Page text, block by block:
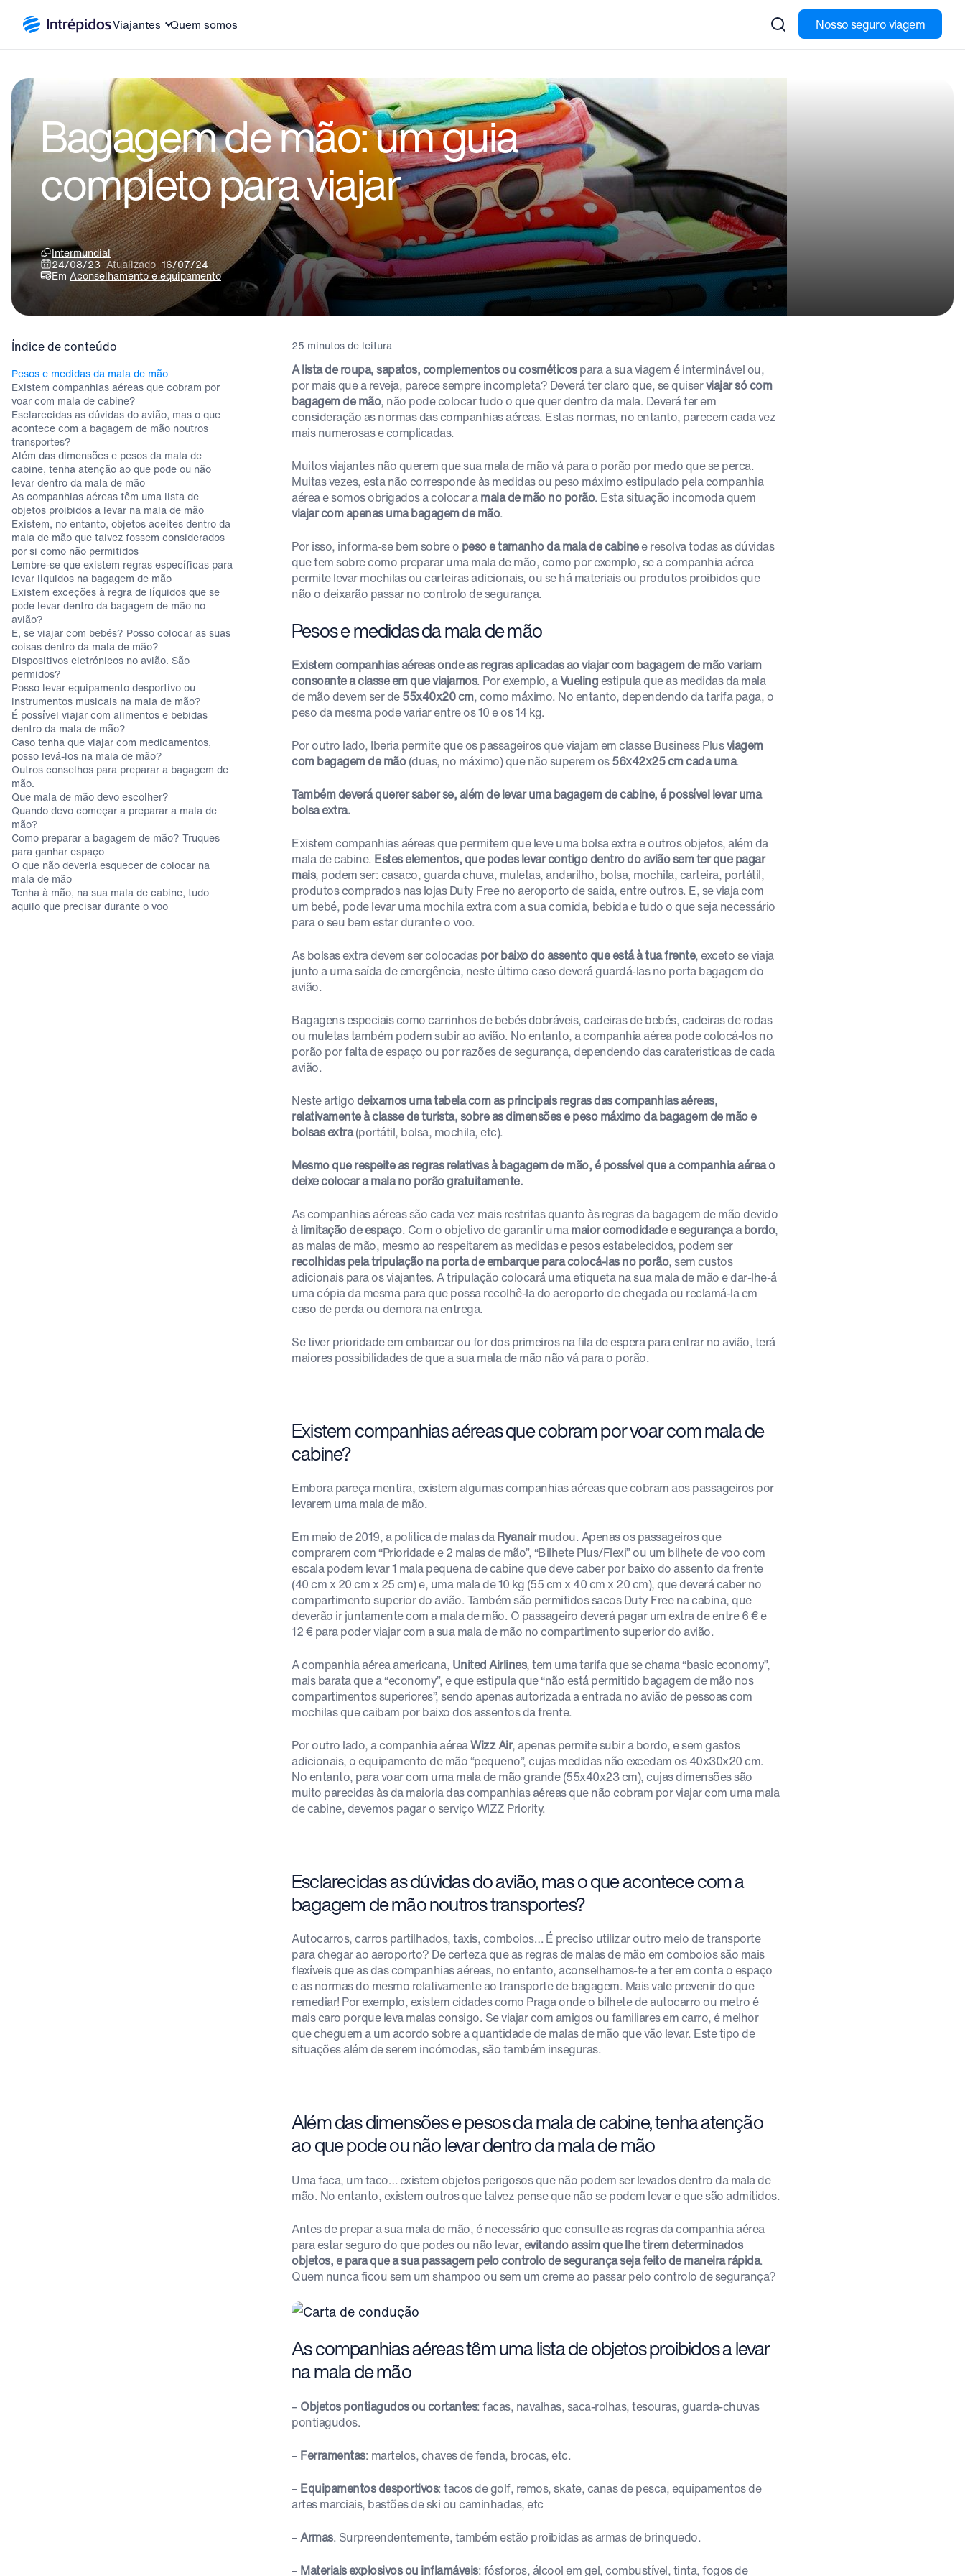
Viajantes Quem somos Nosso seguro viagem
Bagagem de mão: um guia
completo para viajar
Intermundial
24/08/23 Atualizado16/07/24
Em Aconselhamento e equipamento
Índice de conteúdo
Pesos e medidas da mala de mão
Existem companhias aéreas que cobram por
voar com mala de cabine?
Esclarecidas as dúvidas do avião, mas o que
acontece com a bagagem de mão noutros
transportes?
Além das dimensões e pesos da mala de
cabine, tenha atenção ao que pode ou não
levar dentro da mala de mão
As companhias aéreas têm uma lista de
objetos proibidos a levar na mala de mão
Existem, no entanto, objetos aceites dentro da
mala de mão que talvez fossem considerados
por si como não permitidos
Lembre-se que existem regras específicas para
levar líquidos na bagagem de mão
Existem exceções à regra de líquidos que se
pode levar dentro da bagagem de mão no
avião?
E, se viajar com bebés? Posso colocar as suas
coisas dentro da mala de mão?
Dispositivos eletrónicos no avião. São
permidos?
Posso levar equipamento desportivo ou
instrumentos musicais na mala de mão?
É possível viajar com alimentos e bebidas
dentro da mala de mão?
Caso tenha que viajar com medicamentos,
posso levá-los na mala de mão?
Outros conselhos para preparar a bagagem de
mão.
Que mala de mão devo escolher?
Quando devo começar a preparar a mala de
mão?
Como preparar a bagagem de mão? Truques
para ganhar espaço
O que não deveria esquecer de colocar na
mala de mão
Tenha à mão, na sua mala de cabine, tudo
aquilo que precisar durante o voo
25 minutos de leitura
A lista de roupa, sapatos, complementos ou cosméticospara a sua viagem é interminável ou,
por mais que a reveja, parece sempre incompleta? Deverá ter claro que, se quiserviajar só com
bagagem de mão, não pode colocar tudo o que quer dentro da mala. Deverá ter em
consideração as normas das companhias aéreas. Estas normas, no entanto, parecem cada vez
mais numerosas e complicadas.
Muitos viajantes não querem que sua mala de mão vá para o porão por medo que se perca.
Muitas vezes, esta não corresponde às medidas ou peso máximo estipulado pela companhia
aérea e somos obrigados a colocar amala de mão no porão. Esta situação incomoda quem
viajar com apenas uma bagagem de mão.
Por isso, informa-se bem sobre o peso e tamanho da mala de cabinee resolva todas as dúvidas
que tem sobre como preparar uma mala de mão, como por exemplo, se a companhia aérea
permite levar mochilas ou carteiras adicionais, ou se há materiais ou produtos proibidos que
não o deixarão passar no controlo de segurança.
Pesos e medidas da mala de mão
Existem companhias aéreas onde as regras aplicadas ao viajar com bagagem de mão variam
consoante a classe em que viajamos. Por exemplo, aVuelingestipula que as medidas da mala
de mão devem ser de55x40x20 cm, como máximo. No entanto, dependendo da tarifa paga, o
peso da mesma pode variar entre os 10 e os 14 kg.
Por outro lado, Iberia permite que os passageiros que viajam em classe Business Plusviagem
com bagagem de mão(duas, no máximo) que não superem os56x42x25 cm cada uma.
Também deverá querer saber se, além de levar uma bagagem de cabine, é possível levar uma
bolsa extra.
Existem companhias aéreas que permitem que leve uma bolsa extra e outros objetos, além da
mala de cabine. Estes elementos, que podes levar contigo dentro do avião sem ter que pagar
mais, podem ser: casaco, guarda chuva, muletas, andarilho, bolsa, mochila, carteira, portátil,
produtos comprados nas lojas Duty Free no aeroporto de saída, entre outros. E, se viaja com
um bebé, pode levar uma mochila extra com a sua comida, bebida e tudo o que seja necessário
para o seu bem estar durante o voo.
As bolsas extra devem ser colocadaspor baixo do assento que está à tua frente, exceto se viaja
junto a uma saída de emergência, neste último caso deverá guardá-las no porta bagagem do
avião.
Bagagens especiais como carrinhos de bebés dobráveis, cadeiras de bebés, cadeiras de rodas
ou muletas também podem subir ao avião. No entanto, a companhia aérea pode colocá-los no
porão por falta de espaço ou por razões de segurança, dependendo das caraterísticas de cada
avião.
Neste artigo deixamos uma tabela com as principais regras das companhias aéreas,
relativamente à classe de turista, sobre as dimensões e peso máximo da bagagem de mão e
bolsas extra(portátil, bolsa, mochila, etc).
Mesmo que respeite as regras relativas à bagagem de mão, é possível que a companhia aérea o
deixe colocar a mala no porão gratuitamente.
As companhias aéreas são cada vez mais restritas quanto às regras da bagagem de mão devido
àlimitação de espaço. Com o objetivo de garantir umamaior comodidade e segurança a bordo,
as malas de mão, mesmo ao respeitarem as medidas e pesos estabelecidos, podem ser
recolhidas pela tripulação na porta de embarque para colocá-las no porão, sem custos
adicionais para os viajantes. A tripulação colocará uma etiqueta na sua mala de mão e dar-lhe-á
uma cópia da mesma para que possa recolhê-la do aeroporto de chegada ou reclamá-la em
caso de perda ou demora na entrega.
Se tiver prioridade em embarcar ou for dos primeiros na fila de espera para entrar no avião, terá
maiores possibilidades de que a sua mala de mão não vá para o porão.
Existem companhias aéreas que cobram por voar com mala de
cabine?
Embora pareça mentira, existem algumas companhias aéreas que cobram aos passageiros por
levarem uma mala de mão.
Em maio de 2019, a política de malas daRyanairmudou. Apenas os passageiros que
comprarem com “Prioridade e 2 malas de mão”, “Bilhete Plus/Flexi” ou um bilhete de voo com
escala podem levar 1 mala pequena de cabine que deve caber por baixo do assento da frente
(40 cm x 20 cm x 25 cm) e, uma mala de 10 kg (55 cm x 40 cm x 20 cm), que deverá caber no
compartimento superior do avião. Também são permitidos sacos Duty Free na cabina, que
deverão ir juntamente com a mala de mão. O passageiro deverá pagar um extra de entre 6 € e
12 € para poder viajar com a sua mala de mão no compartimento superior do avião.
A companhia aérea americana, United Airlines, tem uma tarifa que se chama “basic economy”,
mais barata que a “economy”, e que estipula que “não está permitido bagagem de mão nos
compartimentos superiores”, sendo apenas autorizada a entrada no avião de pessoas com
mochilas que caibam por baixo dos assentos da frente.
Por outro lado, a companhia aéreaWizz Air, apenas permite subir a bordo, e sem gastos
adicionais, o equipamento de mão “pequeno”, cujas medidas não excedam os 40x30x20 cm.
No entanto, para voar com uma mala de mão grande (55x40x23 cm), cujas dimensões são
muito parecidas às da maioria das companhias aéreas que não cobram por viajar com uma mala
de cabine, devemos pagar o serviço WIZZ Priority.
Esclarecidas as dúvidas do avião, mas o que acontece com a
bagagem de mão noutros transportes?
Autocarros, carros partilhados, taxis, comboios… É preciso utilizar outro meio de transporte
para chegar ao aeroporto? De certeza que as regras de malas de mão em comboios são mais
flexíveis que as das companhias aéreas, no entanto, aconselhamos-te a ter em conta o espaço
e as normas do mesmo relativamente ao transporte de bagagem. Mais vale prevenir do que
remediar! Por exemplo, existem cidades como Praga onde o bilhete de autocarro ou metro é
mais caro porque leva malas consigo. Se viajar com amigos ou familiares em carro, é melhor
que cheguem a um acordo sobre a quantidade de malas de mão que vão levar. Este tipo de
situações além de serem incómodas, são também inseguras.
Além das dimensões e pesos da mala de cabine, tenha atenção
ao que pode ou não levar dentro da mala de mão
Uma faca, um taco… existem objetos perigosos que não podem ser levados dentro da mala de
mão. No entanto, existem outros que talvez pense que não se podem levar e que são admitidos.
Antes de prepar a sua mala de mão, é necessário que consulte as regras da companhia aérea
para estar seguro do que podes ou não levar,evitando assim que lhe tirem determinados
objetos, e para que a sua passagem pelo controlo de segurança seja feito de maneira rápida.
Quem nunca ficou sem um shampoo ou sem um creme ao passar pelo controlo de segurança?
As companhias aéreas têm uma lista de objetos proibidos a levar
na mala de mão
– Objetos pontiagudos ou cortantes: facas, navalhas, saca-rolhas, tesouras, guarda-chuvas
pontiagudos.
– Ferramentas: martelos, chaves de fenda, brocas, etc.
– Equipamentos desportivos: tacos de golf, remos, skate, canas de pesca, equipamentos de
artes marciais, bastões de ski ou caminhadas, etc
–Armas. Surpreendentemente, também estão proibidas as armas de brinquedo.
– Materiais explosivos ou inflamáveis: fósforos, álcool em gel, combustível, tinta, fogos de